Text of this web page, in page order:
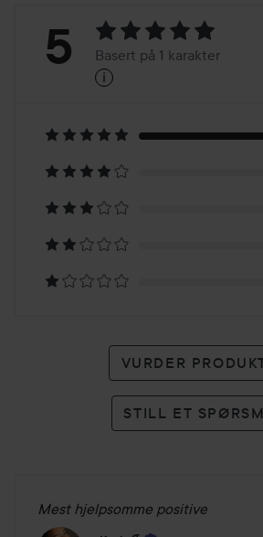
Vurdering:
Basert
på
1
karakter
5 Basert på 1 karakter
i
VURDER
STILL ET
Mest hjelpsomme positive